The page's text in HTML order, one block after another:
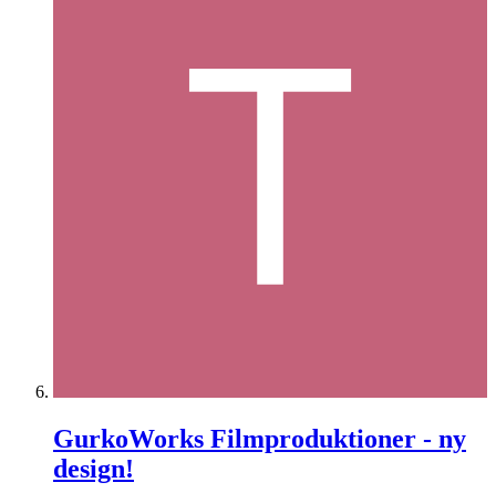
GurkoWorks Filmproduktioner - ny
design!